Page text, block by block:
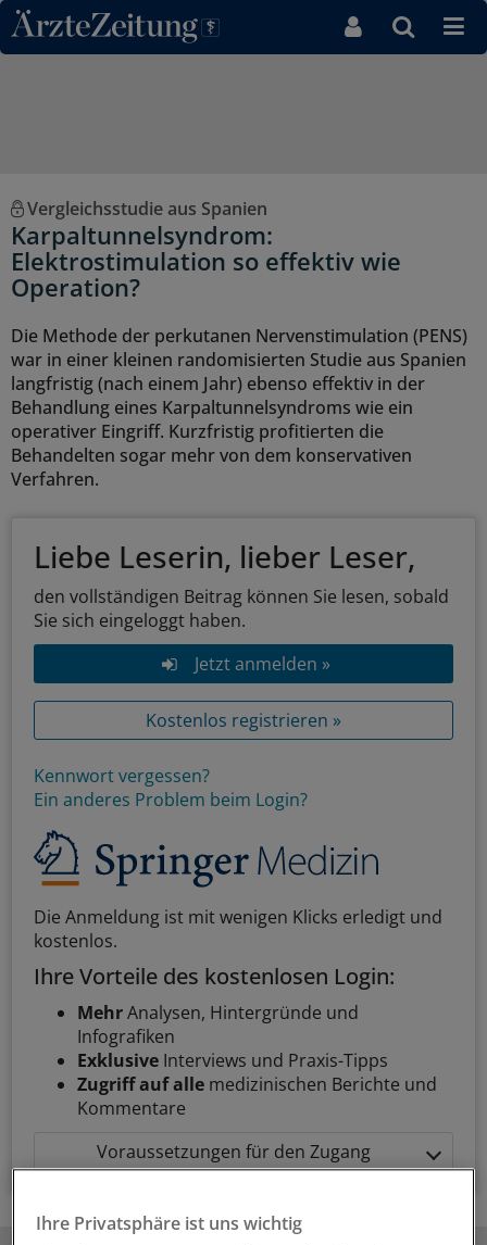
Direkt zum Inhaltsbereich
Vergleichsstudie aus Spanien
Karpaltunnelsyndrom:
Elektrostimulation so effektiv wie
Operation?
Die Methode der perkutanen Nervenstimulation (PENS)
war in einer kleinen randomisierten Studie aus Spanien
langfristig (nach einem Jahr) ebenso effektiv in der
Behandlung eines Karpaltunnelsyndroms wie ein
operativer Eingriff. Kurzfristig profitierten die
Behandelten sogar mehr von dem konservativen
Verfahren.
Liebe Leserin, lieber Leser,
den vollständigen Beitrag können Sie lesen, sobald
Sie sich eingeloggt haben.
Jetzt anmelden »
Kostenlos registrieren »
Kennwort vergessen?
Ein anderes Problem beim Login?
Die Anmeldung ist mit wenigen Klicks erledigt und
kostenlos.
Ihre Vorteile des kostenlosen Login:
MehrAnalysen, Hintergründe und
Infografiken
Exklusive Interviews und Praxis-Tipps
Zugriff auf alle medizinischen Berichte und
Kommentare
Voraussetzungen für den Zugang
Ihre Privatsphäre ist uns wichtig